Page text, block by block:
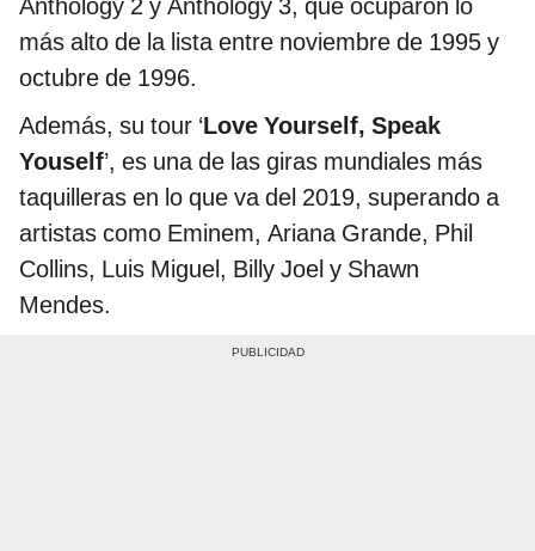
más alto de la lista entre noviembre de 1995 y
octubre de 1996.
Además, su tour ‘Love Yourself, Speak
Youself’, es una de las giras mundiales más
taquilleras en lo que va del 2019, superando a
artistas como Eminem, Ariana Grande, Phil
Collins, Luis Miguel, Billy Joel y Shawn
Mendes.